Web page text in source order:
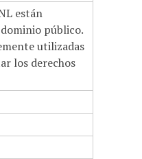
están
público.
utilizadas
los derechos